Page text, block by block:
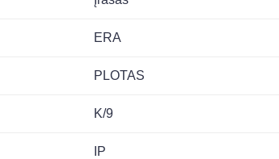
ERA
PLOTAS
K/9
IP